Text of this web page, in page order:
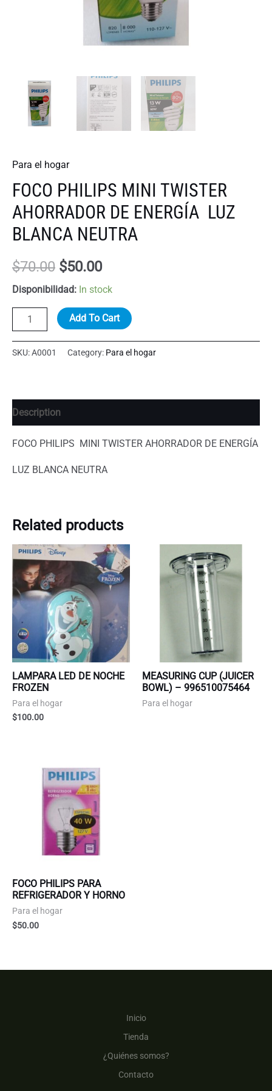
Para el hogar
FOCO PHILIPS MINI TWISTER
AHORRADOR DE ENERGÍA LUZ
BLANCA NEUTRA
$70.00 Original
price
was:
$70.00.
$50.00Current
price
is:
$50.00.
Disponibilidad: In stock
FOCO
PHILIPS
MINI
DE
ENERGÍA
BLANCA
NEUTRA
Add To Cart
SKU:A0001 Category: Para el hogar
Description
FOCO PHILIPS MINI TWISTER AHORRADOR DE ENERGÍA
LUZ BLANCA NEUTRA
Related products
LAMPARA LED DE NOCHE
FROZEN
Para el hogar
$100.00
MEASURING CUP (JUICER
BOWL) – 996510075464
Para el hogar
FOCO PHILIPS PARA
REFRIGERADOR Y HORNO
Para el hogar
$50.00
Inicio
Tienda
¿Quiénes somos?
Contacto